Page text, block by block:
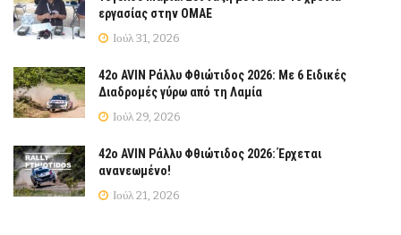
εργασίας στην ΟΜΑΕ
Ιούλ 31, 2026
42ο AVIN Ράλλυ Φθιώτιδος 2026: Με 6 Ειδικές
Διαδρομές γύρω από τη Λαμία
Ιούλ 29, 2026
42ο AVIN Ράλλυ Φθιώτιδος 2026: Έρχεται
ανανεωμένο!
Ιούλ 21, 2026